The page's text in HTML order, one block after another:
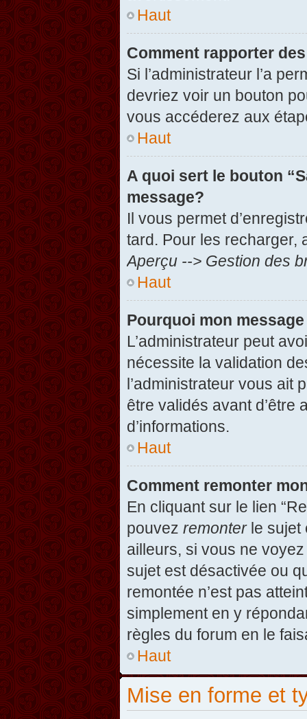
Haut
Comment rapporter
Si l’administrateur l’a
devriez voir un bouton
vous accéderez aux
Haut
A quoi sert le bouton
message?
Il vous permet
tard. Pour les recharger,
Aperçu --> Gestion des
Haut
Pourquoi mon
L’administrateur peut
nécessite la validation
l’administrateur vous ait
être validés avant d’être
d’informations.
Haut
Comment remonter
En cliquant sur le lien
pouvez remonterle sujet
ailleurs, si vous ne
sujet est désactivée ou
remontée n’est pas
simplement en y
règles du forum en le
Haut
Mise en forme et